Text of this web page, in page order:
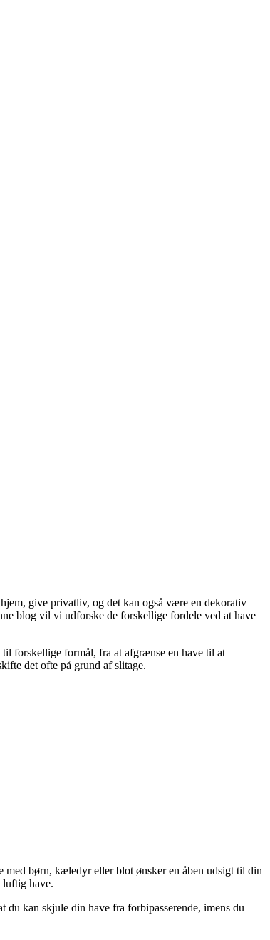
give privatliv, og det kan også være en dekorativ
blog vil vi udforske de forskellige fordele ved at have
til forskellige formål, fra at afgrænse en have til at
det ofte på grund af slitage.
med børn, kæledyr eller blot ønsker en åben udsigt til din
luftig have.
kan skjule din have fra forbipasserende, imens du